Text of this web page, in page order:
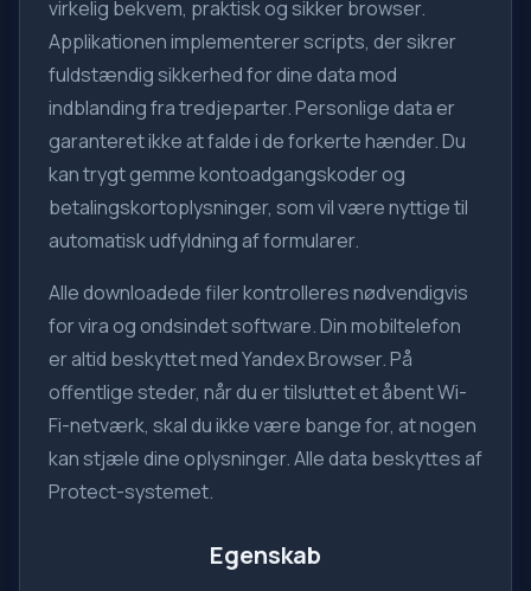
virkelig bekvem, praktisk og sikker browser.
Applikationen implementerer scripts, der sikrer
fuldstændig sikkerhed for dine data mod
indblanding fra tredjeparter. Personlige data er
garanteret ikke at falde i de forkerte hænder. Du
kan trygt gemme kontoadgangskoder og
betalingskortoplysninger, som vil være nyttige til
automatisk udfyldning af formularer.
Alle downloadede filer kontrolleres nødvendigvis
for vira og ondsindet software. Din mobiltelefon
er altid beskyttet med Yandex Browser. På
offentlige steder, når du er tilsluttet et åbent Wi-
Fi-netværk, skal du ikke være bange for, at nogen
kan stjæle dine oplysninger. Alle data beskyttes af
Protect-systemet.
Egenskab